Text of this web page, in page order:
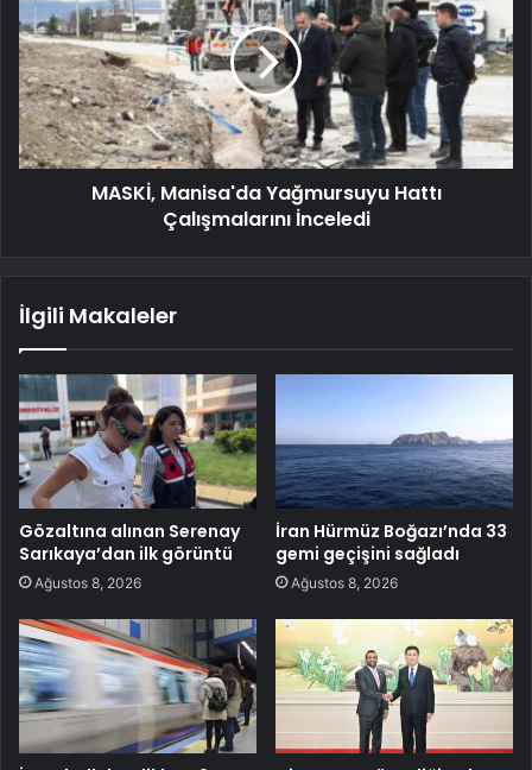
MASKİ, Manisa'da Yağmursuyu Hattı
Çalışmalarını İnceledi
İlgili Makaleler
Gözaltına alınan Serenay
Sarıkaya’dan ilk görüntü
Ağustos 8, 2026
İran Hürmüz Boğazı’nda 33
gemi geçişini sağladı
Ağustos 8, 2026